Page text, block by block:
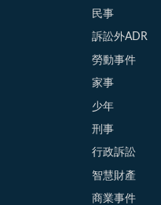
民事
訴訟外ADR
勞動事件
家事
少年
刑事
行政訴訟
智慧財產
商業事件